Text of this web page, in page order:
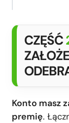
CZĘŚĆ
Konto masz
premię.